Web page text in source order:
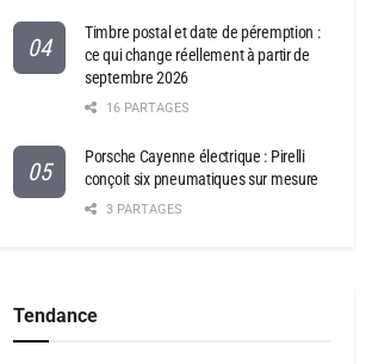
Timbre postal et date de péremption :
ce qui change réellement à partir de
septembre 2026
16 PARTAGES
Porsche Cayenne électrique : Pirelli
conçoit six pneumatiques sur mesure
3 PARTAGES
Tendance